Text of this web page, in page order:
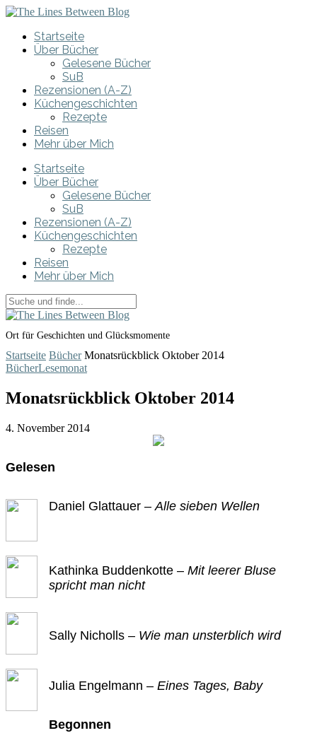
Startseite
Über Bücher
Gelesene Bücher
SuB
Rezensionen (A-Z)
Küchengeschichten
Rezepte
Reisen
Mehr über Mich
Startseite
Über Bücher
Gelesene Bücher
SuB
Rezensionen (A-Z)
Küchengeschichten
Rezepte
Reisen
Mehr über Mich
Ort für Geschichten und Glücksmomente
Startseite Bücher Monatsrückblick Oktober 2014
BücherLesemonat
Monatsrückblick Oktober 2014
4. November 2014
Gelesen
Daniel Glattauer –Alle sieben Wellen
Kathinka Buddenkotte – Mit leerer Bluse
spricht man nicht
Sally Nicholls – Wie man unsterblich wird
Julia Engelmann – Eines Tages, Baby
Begonnen